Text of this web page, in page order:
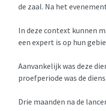
de zaal. Na het
In deze context kunnen
een expert is op hun
Aanvankelijk was deze
proefperiode was de
Drie maanden na de